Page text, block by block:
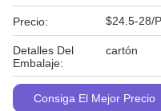
Precio: $24.5-28/
Detalles Del
Embalaje:
cartón
Condiciones De
Pago:Consiga El Mejor Precio